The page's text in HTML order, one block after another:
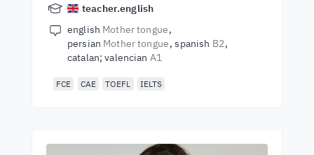
teacher.english
english Mother tongue
persian Mother tongue spanish B2
catalan; valencian A1
FCE CAE TOEFL IELTS